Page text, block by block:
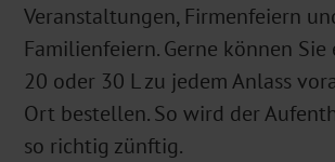
Veranstaltungen, Firmenfeiern
Familienfeiern. Gerne können
20 oder 30 L zu jedem Anlass
Ort bestellen. So wird der
so richtig zünftig.